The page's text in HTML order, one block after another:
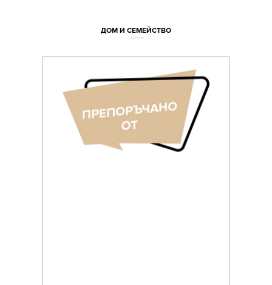
ДОМ И СЕМЕЙСТВО